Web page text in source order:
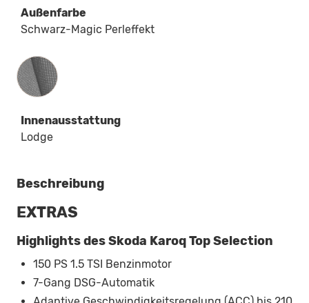
Außenfarbe
Schwarz-Magic Perleffekt
Innenausstattung
Innenausstattung
Lodge
Beschreibung
EXTRAS
Highlights des Skoda Karoq Top Selection
150 PS 1.5 TSI Benzinmotor
7-Gang DSG-Automatik